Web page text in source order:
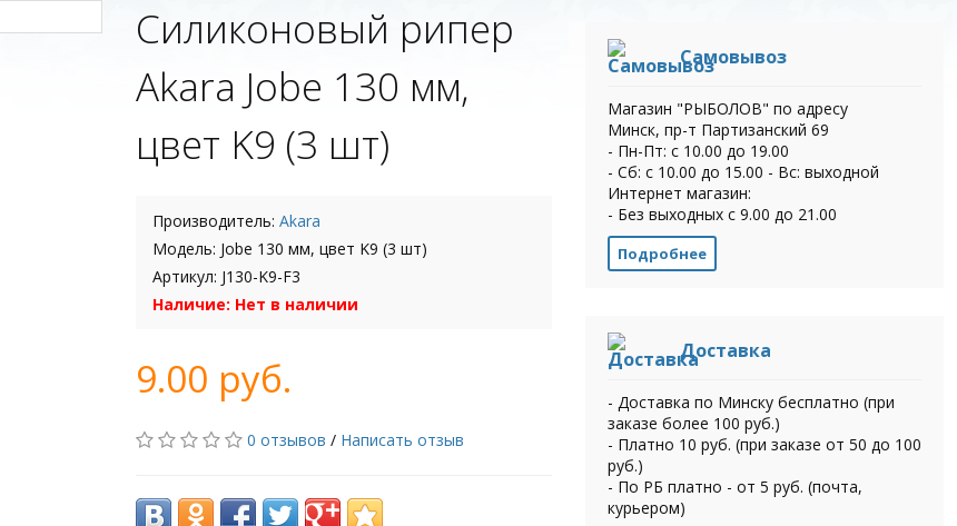
Силиконовый рипер
Akara Jobe 130 мм,
цвет K9 (3 шт)
Производитель:Akara
Модель: Jobe 130 мм, цвет K9 (3 шт)
Артикул: J130-K9-F3
Наличие: Нет в наличии
9.00 руб.
0 отзывов / Написать отзыв
Самовывоз
Магазин "РЫБОЛОВ" по адресу
Минск, пр-т Партизанский 69
- Пн-Пт: с 10.00 до 19.00
- Сб: с 10.00 до 15.00 - Вс: выходной
Интернет магазин:
- Без выходных с 9.00 до 21.00
Подробнее
Доставка
- Доставка по Минску бесплатно (при
заказе более 100 руб.)
- Платно 10 руб. (при заказе от 50 до 100
руб.)
- По РБ платно - от 5 руб. (почта,
курьером)